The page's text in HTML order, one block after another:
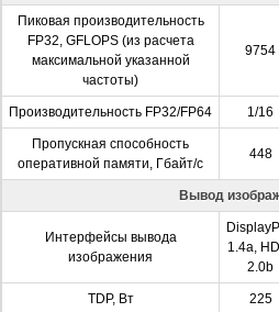
Пиковая производительность
FP32, GFLOPS (из расчета
максимальной указанной
частоты)
9754
Производительность FP32/FP64 1/16
Пропускная способность
оперативной памяти, Гбайт/с
448
Вывод
Интерфейсы вывода
изображения
1.4a,
2.0b
TDP, Вт 225